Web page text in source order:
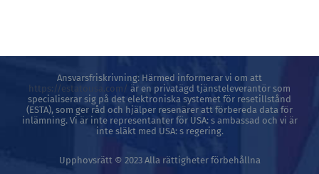
Ansvarsfriskrivning: Härmed informerar vi om att
https://estatousa.com/ är en privatägd tjänsteleverantör som
specialiserar sig på det elektroniska systemet för resetillstånd
(ESTA), som ger råd och hjälper resenärer att förbereda data för
inlämning. Vi är inte representanter för USA: s ambassad och vi är
inte släkt med USA: s regering.
Upphovsrätt © 2023 Alla rättigheter förbehållna